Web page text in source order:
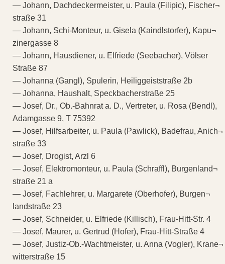
— Johann, Dachdeckermeister, u. Paula (Filipic), Fischer¬
straße 31
— Johann, Schi-Monteur, u. Gisela (Kaindlstorfer), Kapu¬
zinergasse 8
— Johann, Hausdiener, u. Elfriede (Seebacher), Völser
Straße 87
— Johanna (Gangl), Spulerin, Heiliggeiststraße 2b
— Johanna, Haushalt, Speckbacherstraße 25
— Josef, Dr., Ob.-Bahnrat a. D., Vertreter, u. Rosa (Bendl),
Adamgasse 9, T 75392
— Josef, Hilfsarbeiter, u. Paula (Pawlick), Badefrau, Anich¬
straße 33
— Josef, Drogist, Arzl 6
— Josef, Elektromonteur, u. Paula (Schraffl), Burgenland¬
straße 21 a
— Josef, Fachlehrer, u. Margarete (Oberhofer), Burgen¬
landstraße 23
— Josef, Schneider, u. Elfriede (Killisch), Frau-Hitt-Str. 4
— Josef, Maurer, u. Gertrud (Hofer), Frau-Hitt-Straße 4
— Josef, Justiz-Ob.-Wachtmeister, u. Anna (Vogler), Krane¬
witterstraße 15